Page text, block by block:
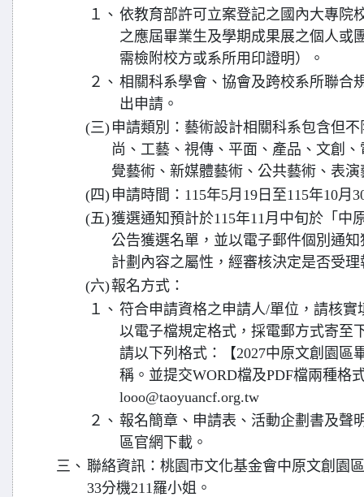
１、 依教育部許可立案登記之國內大專院
之應屆畢業生及學期成果展之個人或
需檢附校方或系所用印證明）。
２、 相關科系學會、協會及跨校系所聯合
出申請。
(三) 申請類別：藝術設計相關科系包含但
尚、工藝、視傳、平面、產品、文創
覺藝術、新媒體藝術、公共藝術、表
(四) 申請時間：115年5月19日至115年10月
(五)獲選通知預計於115年11月中旬於「中
公告獲選名單，並以電子郵件個別通
計劃內容之屬性，經審核決定是否受理
(六)報名方式：
１、 符合申請資格之申請人/單位，請核
以電子檔規定格式，採電郵方式寄至
請以下列格式：【2027中原文創園區
稱。並提交WORD檔及PDF檔兩種格
looo@taoyuancf.org.tw
２、 報名簡章、申請表、活動企劃書及聲
區官網下載。
三、 聯絡資訊：桃園市文化基金會中原文創園
33分機211羅小姐。